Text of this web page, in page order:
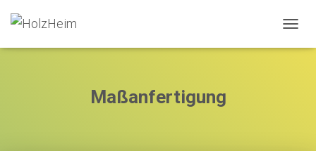
Maßanfertigung